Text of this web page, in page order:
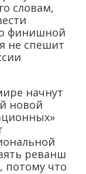
словам,
финишной
не спешит
начнут
новой
реванш
потому что